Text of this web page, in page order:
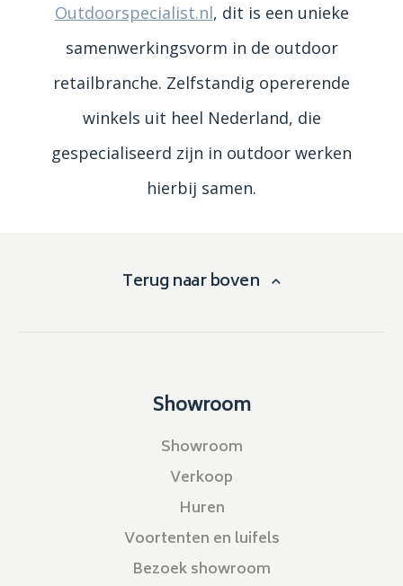
Outdoorspecialist.nl, dit is een unieke
samenwerkingsvorm in de outdoor
retailbranche. Zelfstandig opererende
winkels uit heel Nederland, die
gespecialiseerd zijn in outdoor werken
hierbij samen.
Terug naar boven
Showroom
Showroom
Verkoop
Huren
Voortenten en luifels
Bezoek showroom